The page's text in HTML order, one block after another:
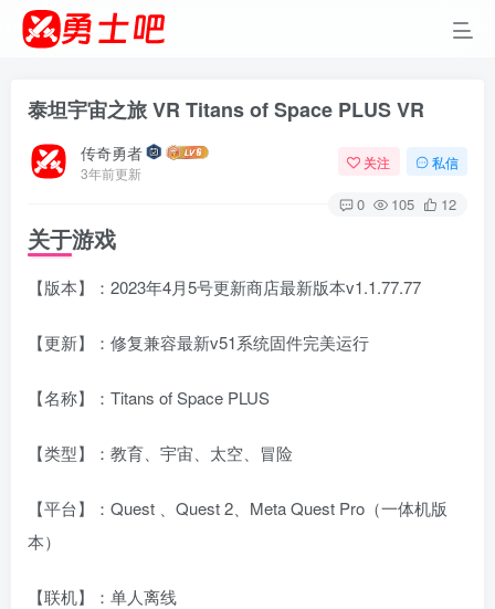
泰坦宇宙之旅 VR Titans of Space PLUS VR
传奇勇者
3年前更新
关注 私信
0 105 12
关于游戏
【版本】：2023年4月5号更新商店最新版本v1.1.77.77
【更新】：修复兼容最新v51系统固件完美运行
【名称】：Titans of Space PLUS
【类型】：教育、宇宙、太空、冒险
【平台】：Quest 、Quest 2、Meta Quest Pro（一体机版
本）
【联机】：单人离线